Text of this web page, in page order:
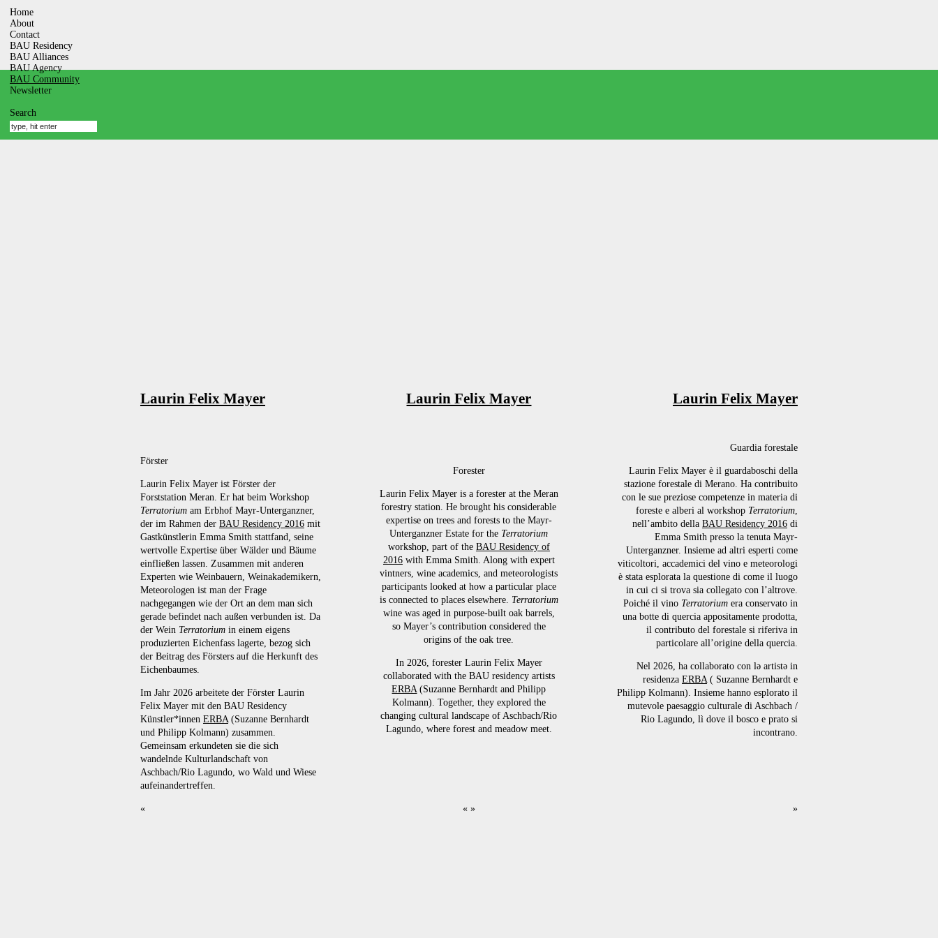
Home
About
Contact
BAU Residency
BAU Alliances
BAU Agency
BAU Community
Newsletter
Search
Laurin Felix Mayer Laurin Felix Mayer Laurin Felix Mayer
Förster
Laurin Felix Mayer ist Förster der
Forststation Meran. Er hat beim Workshop
Terratoriumam Erbhof Mayr-Unterganzner,
der im Rahmen der BAU Residency 2016mit
Gastkünstlerin Emma Smith stattfand, seine
wertvolle Expertise über Wälder und Bäume
einfließen lassen. Zusammen mit anderen
Experten wie Weinbauern, Weinakademikern,
Meteorologen ist man der Frage
nachgegangen wie der Ort an dem man sich
gerade befindet nach außen verbunden ist. Da
der Wein Terratorium in einem eigens
produzierten Eichenfass lagerte, bezog sich
der Beitrag des Försters auf die Herkunft des
Eichenbaumes.
Im Jahr 2026 arbeitete der Förster Laurin
Felix Mayer mit den BAU Residency
Künstler*innen ERBA(Suzanne Bernhardt
und Philipp Kolmann) zusammen.
Gemeinsam erkundeten sie die sich
wandelnde Kulturlandschaft von
Aschbach/Rio Lagundo, wo Wald und Wiese
aufeinandertreffen.
Forester
Laurin Felix Mayer is a forester at the Meran
forestry station. He brought his considerable
expertise on trees and forests to the Mayr-
Unterganzner Estate for the Terratorium
workshop, part of the BAU Residency of
2016with Emma Smith. Along with expert
vintners, wine academics, and meteorologists
participants looked at how a particular place
is connected to places elsewhere. Terratorium
wine was aged in purpose-built oak barrels,
so Mayer’s contribution considered the
origins of the oak tree.
In 2026, forester Laurin Felix Mayer
collaborated with the BAU residency artists
ERBA (Suzanne Bernhardt and Philipp
Kolmann). Together, they explored the
changing cultural landscape of Aschbach/Rio
Lagundo, where forest and meadow meet.
Guardia forestale
Laurin Felix Mayer è il guardaboschi della
stazione forestale di Merano. Ha contribuito
con le sue preziose competenze in materia di
foreste e alberi al workshop Terratorium,
nell’ambito della BAU Residency 2016di
Emma Smith presso la tenuta Mayr-
Unterganzner. Insieme ad altri esperti come
viticoltori, accademici del vino e meteorologi
è stata esplorata la questione di come il luogo
in cui ci si trova sia collegato con l’altrove.
Poiché il vino Terratoriumera conservato in
una botte di quercia appositamente prodotta,
il contributo del forestale si riferiva in
particolare all’origine della quercia.
Nel 2026, ha collaborato con lə artistə in
residenza ERBA( Suzanne Bernhardt e
Philipp Kolmann). Insieme hanno esplorato il
mutevole paesaggio culturale di Aschbach /
Rio Lagundo, lì dove il bosco e prato si
incontrano.
« « » »